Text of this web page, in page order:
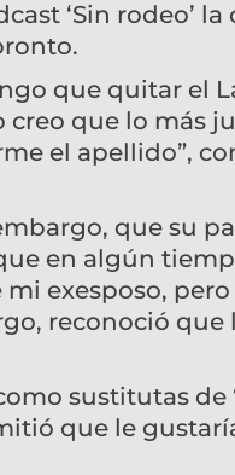
‘Sin rodeo’
que quitar el
creo que lo más
el apellido”,
que su
en algún
exesposo,
reconoció
sustitutas de
que le